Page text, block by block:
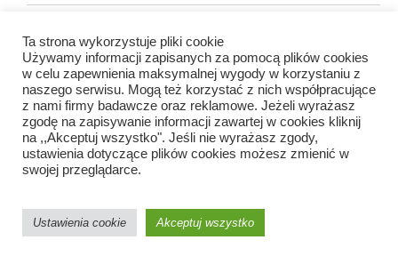
KONTAKT
redakcja@portalkujawski.pl
Redakcja
Ta strona wykorzystuje pliki cookie
Używamy informacji zapisanych za pomocą plików cookies
w celu zapewnienia maksymalnej wygody w korzystaniu z
naszego serwisu. Mogą też korzystać z nich współpracujące
z nami firmy badawcze oraz reklamowe. Jeżeli wyrażasz
zgodę na zapisywanie informacji zawartej w cookies kliknij
na ,,Akceptuj wszystko". Jeśli nie wyrażasz zgody,
ustawienia dotyczące plików cookies możesz zmienić w
swojej przeglądarce.
Ustawienia cookie Akceptuj wszystko